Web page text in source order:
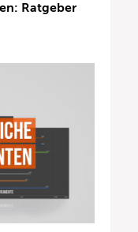
Ratgeber